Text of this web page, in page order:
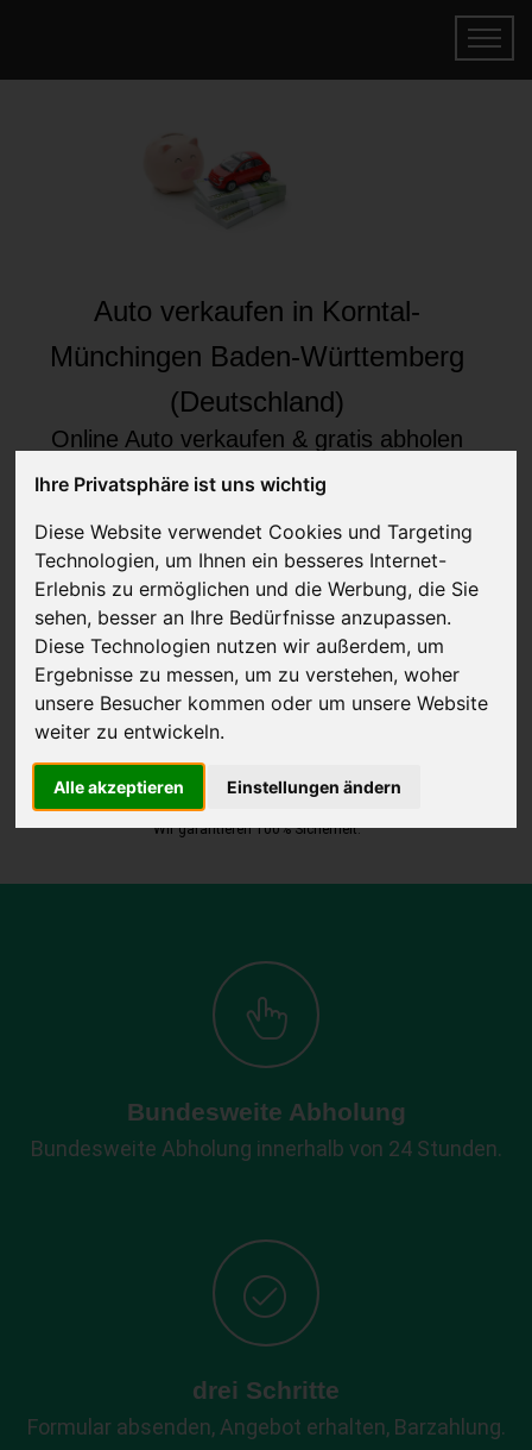
Ihre Privatsphäre ist uns wichtig
Diese Website verwendet Cookies und Targeting
Technologien, um Ihnen ein besseres Internet-
Erlebnis zu ermöglichen und die Werbung, die Sie
sehen, besser an Ihre Bedürfnisse anzupassen.
Diese Technologien nutzen wir außerdem, um
Ergebnisse zu messen, um zu verstehen, woher
unsere Besucher kommen oder um unsere Website
weiter zu entwickeln.
Alle akzeptieren Einstellungen ändern
Auto verkaufen in Korntal-
Münchingen Baden-Württemberg
(Deutschland)
Online Auto verkaufen & gratis abholen
Auf Wunsch sofort Geld für Ihr Auto erhalten
JETZT KOSTENLOSE BEWERTUNG
Kostenloses Angebotfür den Ankauf Ihres Autos inklusive der
Abholung, auf Wunsch sofort Geld. Ihre Daten werden nicht mit Dritten
geteilt.
Wir garantieren 100% Sicherheit.
Bundesweite Abholung
Bundesweite Abholung innerhalb von 24 Stunden.
drei Schritte
Formular absenden, Angebot erhalten, Barzahlung.